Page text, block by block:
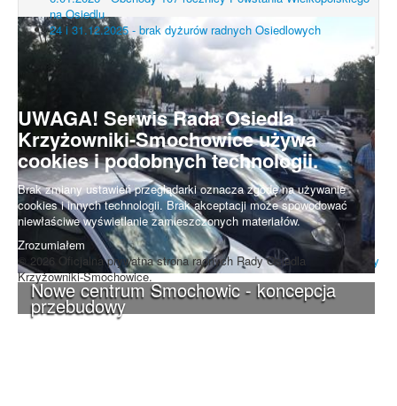
Nowe centrum Smochowic - koncepcja
przebudowy
na Osiedlu
24 i 31.12.2025 - brak dyżurów radnych Osiedlowych
UWAGA! Serwis Rada Osiedla
Krzyżowniki-Smochowice używa
cookies i podobnych technologii.
Brak zmiany ustawień przeglądarki oznacza zgodę na używanie
cookies i innych technologii. Brak akceptacji może spowodować
niewłaściwe wyświetlanie zamieszczonych materiałów.
Zrozumiałem
Do góry
© 2026 Oficjalna prywatna strona radnych Rady Osiedla
Krzyżowniki-Smochowice.